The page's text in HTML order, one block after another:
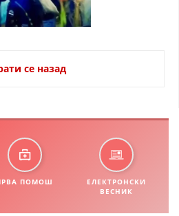
НА ОРГАНИЗАЦИЈАТА
ПРОФЕСИОНАЛНИ ТЕЛА
НА ЦКРМ
се назад
ПОМОШ
ЕЛЕКТРОНСКИ
ВЕСНИК